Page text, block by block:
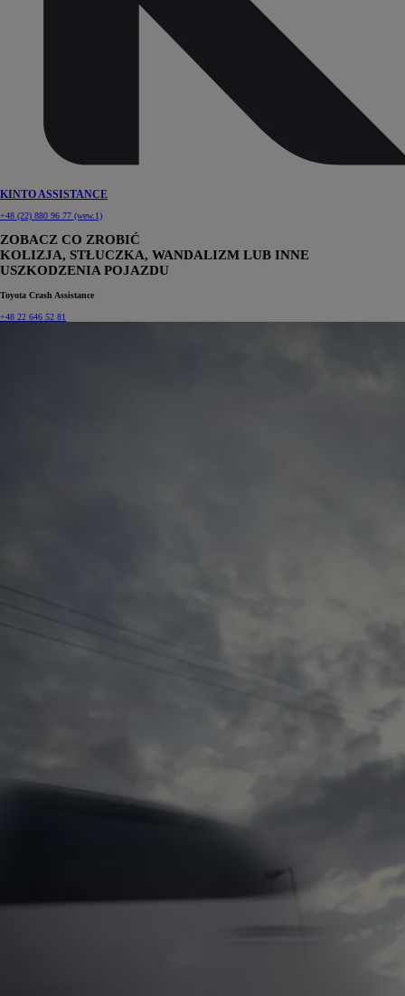
KINTO ASSISTANCE
+48 (22) 880 96 77 (wew.1)
ZOBACZ CO ZROBIĆ
KOLIZJA, STŁUCZKA, WANDALIZM LUB INNE
USZKODZENIA POJAZDU
Toyota Crash Assistance
+48 22 646 52 81